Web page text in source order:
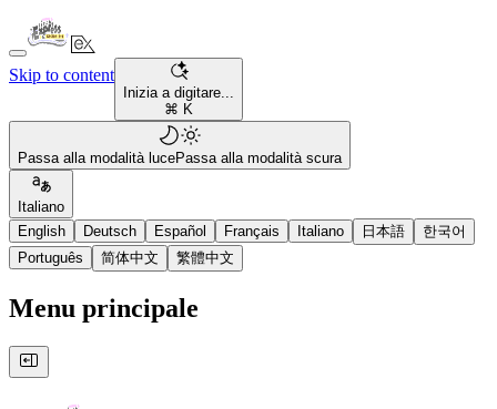
Skip to content
Inizia a digitare...
⌘ K
Passa alla modalità lucePassa alla modalità scura
Italiano
English
Deutsch Español Français Italiano 日本語
한국어
Português
简体中文 繁體中文
Menu principale